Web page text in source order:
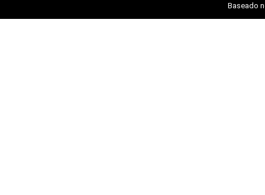
Baseado